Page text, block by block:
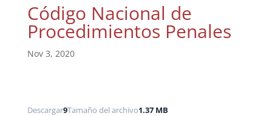
Código Nacional de
Procedimientos Penales
Nov 3, 2020
Descargar9Tamaño del archivo1.37 MB